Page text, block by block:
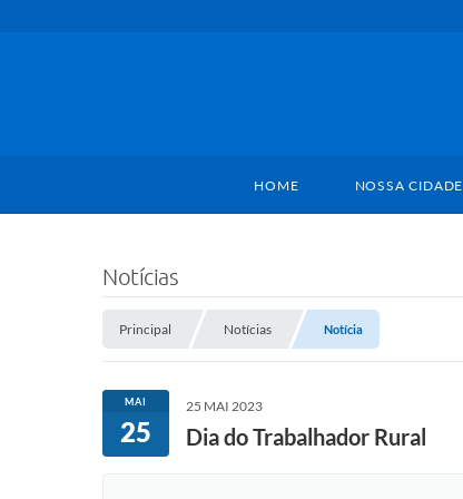
HOME NOSSA CIDADE
Notícias
Principal Notícias Notícia
MAI
25
25 MAI 2023
Dia do Trabalhador Rural